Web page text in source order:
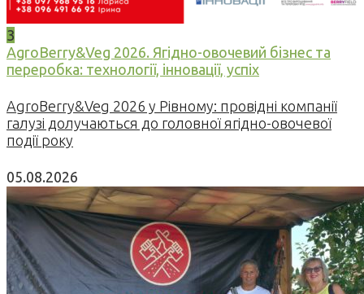
3
AgroBerry&Veg 2026. Ягідно-овочевий бізнес та
переробка: технології, інновації, успіх
AgroBerry&Veg 2026 у Рівному: провідні компанії
галузі долучаються до головної ягідно-овочевої
події року
05.08.2026